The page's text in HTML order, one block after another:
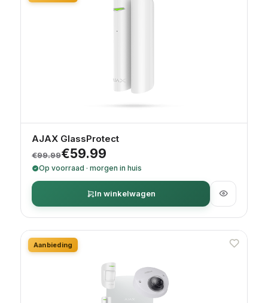
AJAX GlassProtect
€99.99
Oorspronkelijke prijs was: €99.99.
€59.99
Huidige prijs is: €59.99.
Op voorraad · morgen in huis
In winkelwagen
Aanbieding